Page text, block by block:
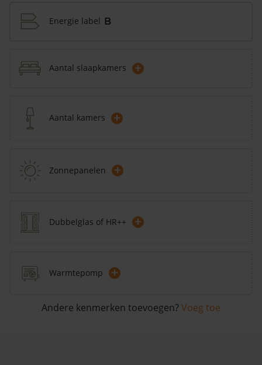
Energie label B
Aantal slaapkamers +
Aantal kamers +
Zonnepanelen +
Dubbelglas of HR++ +
Warmtepomp +
Andere kenmerken toevoegen? Voeg toe